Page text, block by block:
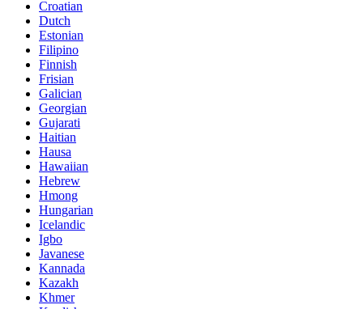
Croatian
Dutch
Estonian
Filipino
Finnish
Frisian
Galician
Georgian
Gujarati
Haitian
Hausa
Hawaiian
Hebrew
Hmong
Hungarian
Icelandic
Igbo
Javanese
Kannada
Kazakh
Khmer